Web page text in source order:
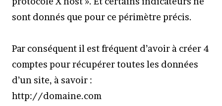
sont donnés que pour ce périmètre précis.
Par conséquent il est fréquent d’avoir à créer 4
comptes pour récupérer toutes les données
d’un site, à savoir :
http://domaine.com